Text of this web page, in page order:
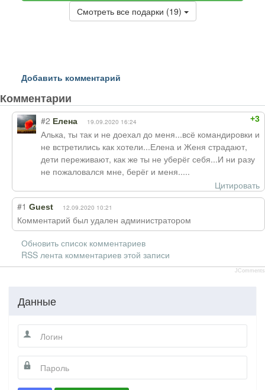
Смотреть все подарки (19)
Добавить комментарий
Комментарии
+3
#2 Елена 19.09.2020 16:24
Алька, ты так и не доехал до меня...всё командировки и
не встретились как хотели...Елена и Женя страдают,
дети переживают, как же ты не уберёг себя...И ни разу
не пожаловался мне, берёг и меня.....
Цитировать
#1 Guest 12.09.2020 10:21
Комментарий был удален администратором
Обновить список комментариев
RSS лента комментариев этой записи
JComments
Данные